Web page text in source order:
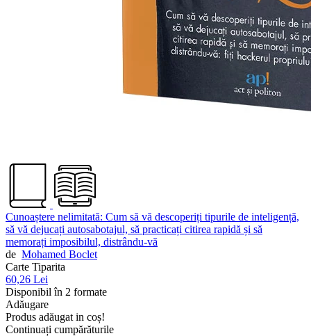
Cunoaștere nelimitată: Cum să vă descoperiți tipurile de inteligență,
să vă dejucați autosabotajul, să practicați citirea rapidă și să
memorați imposibilul, distrându-vă
de Mohamed Boclet
Carte Tiparita
60,26 Lei
Disponibil în 2 formate
Adăugare
Produs adăugat in coș!
Continuați cumpărăturile